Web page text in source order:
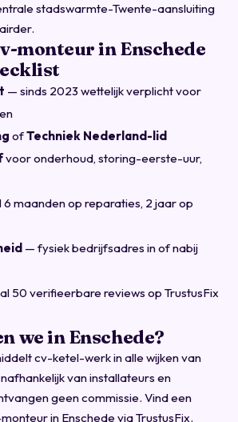
stadswarmte-Twente-aansluiting
monteur in Enschede
— sinds 2023 wettelijk verplicht voor
ofTechniek Nederland-lid
voor onderhoud, storing-eerste-uur,
6 maanden op reparaties, 2 jaar op
— fysiek bedrijfsadres in of nabij
50 verifieerbare reviews op TrustusFix
we in Enschede?
cv-ketel-werk in alle wijken van
van installateurs en
geen commissie. Vind een
in Enschede via TrustusFix.